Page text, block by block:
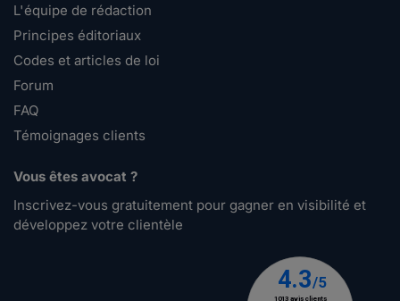
L'équipe de rédaction
Principes éditoriaux
Codes et articles de loi
Forum
FAQ
Témoignages clients
Vous êtes avocat ?
Inscrivez-vous gratuitement pour gagner en visibilité et
développez votre clientèle